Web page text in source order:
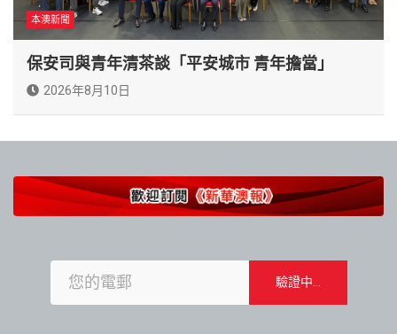
本澳新聞
保安司與青年清茶談「平安城市 青年擔當」
2026年8月10日